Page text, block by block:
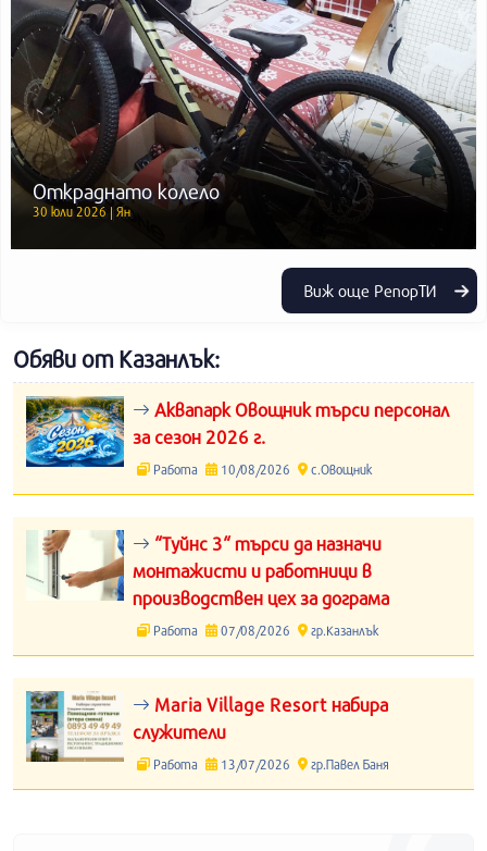
Откраднато колело
30 юли 2026 | Ян
Виж още РепорТИ
Обяви от Казанлък:
Аквапарк Овощник търси персонал
за сезон 2026 г.
Работа 10/08/2026 с.Овощник
“Туйнс 3“ търси да назначи
монтажисти и работници в
производствен цех за дограма
Работа 07/08/2026 гр.Казанлък
Maria Village Resort набира
служители
Работа 13/07/2026 гр.Павел Баня